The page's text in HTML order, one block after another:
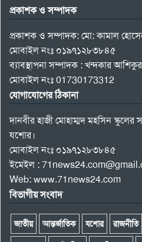
প্রকাশক ও সম্পাদক
প্রকাশক ও সম্পাদক: মো: কামাল
মোবাইল নংঃ ০১৯৭১২৮৩৮৪৫
ব্যাবস্থাপনা সম্পাদক : খন্দকার
মোবাইল নংঃ 01730173312
যোগাযোগের ঠিকানা
দানবীর হাজী মোহাম্মদ মহসিন
যশোর।
মোবাইল নংঃ ০১৯৭১২৮৩৮৪৫
ইমেইল :
Web: www.71news24.com
বিভাগীয় সংবাদ
জাতীয় আন্তর্জাতিক যশোর রাজনীতি